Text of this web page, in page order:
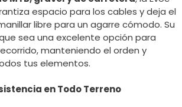
espacio para los cables y deja el
libre para un agarre cómodo. Su
sea una excelente opción para
manteniendo el orden y
tus elementos.
en Todo Terreno